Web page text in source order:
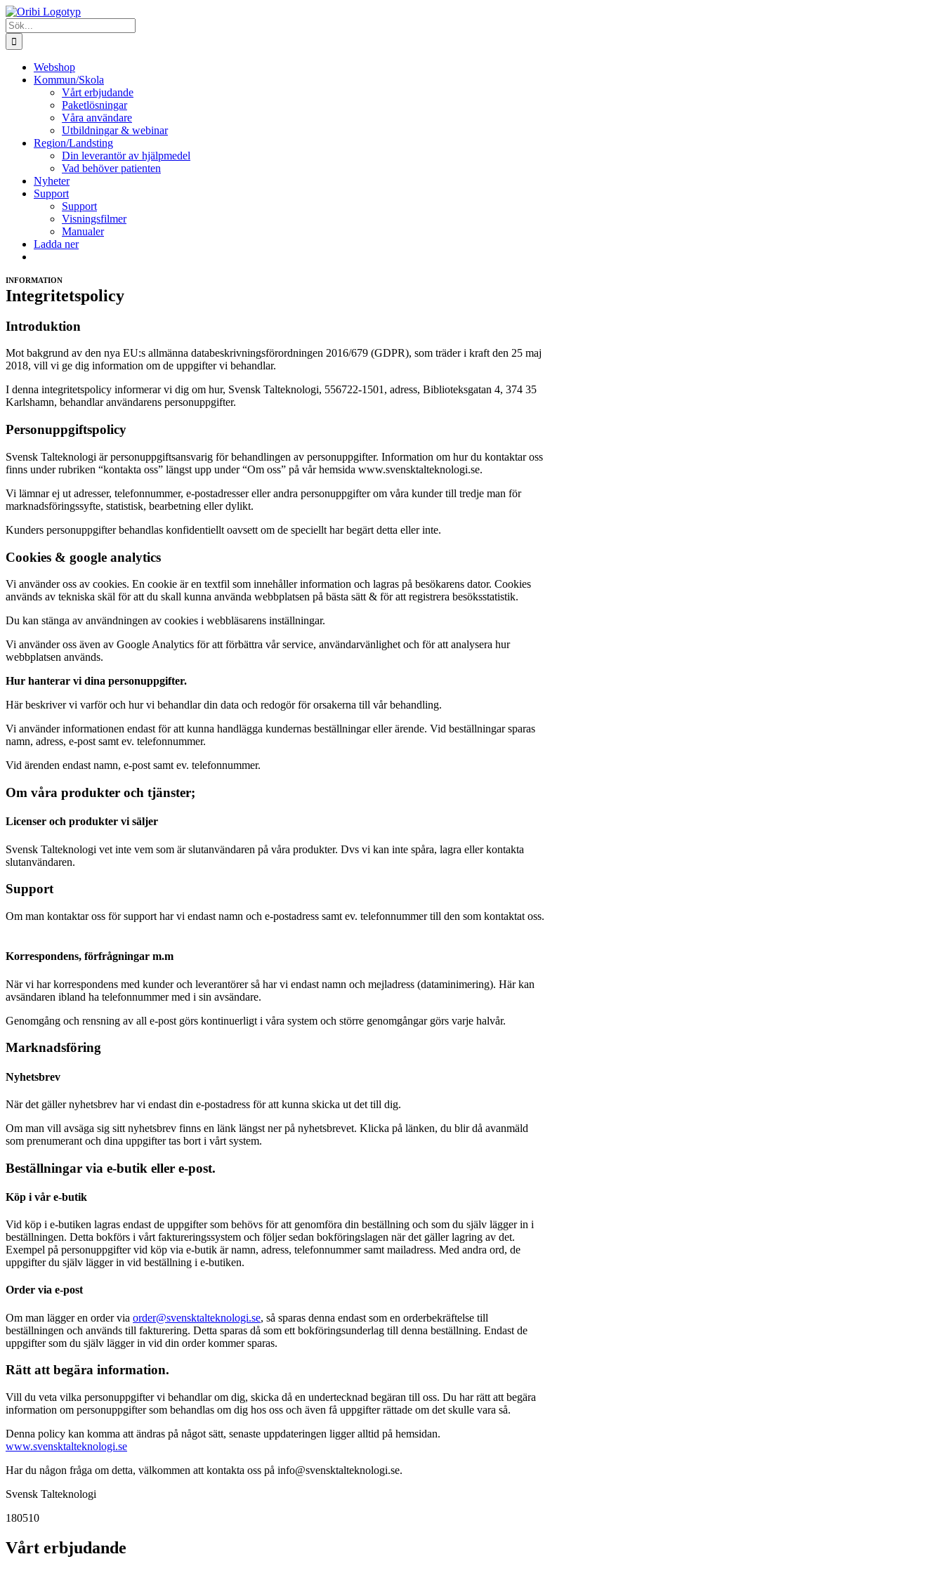
Fortsätt
till
innehållet
Sök
efter:
Webshop
Kommun/Skola
Vårt erbjudande
Paketlösningar
Våra användare
Utbildningar & webinar
Region/Landsting
Din leverantör av hjälpmedel
Vad behöver patienten
Nyheter
Support
Support
Visningsfilmer
Manualer
Ladda ner
INFORMATION
Integritetspolicy
Introduktion
Mot bakgrund av den nya EU:s allmänna databeskrivningsförordningen 2016/679 (GDPR), som träder i kraft den 25 maj
2018, vill vi ge dig information om de uppgifter vi behandlar.
I denna integritetspolicy informerar vi dig om hur, Svensk Talteknologi, 556722-1501, adress, Biblioteksgatan 4, 374 35
Karlshamn, behandlar användarens personuppgifter.
Personuppgiftspolicy
Svensk Talteknologi är personuppgiftsansvarig för behandlingen av personuppgifter. Information om hur du kontaktar oss
finns under rubriken “kontakta oss” längst upp under “Om oss” på vår hemsida www.svensktalteknologi.se.
Vi lämnar ej ut adresser, telefonnummer, e-postadresser eller andra personuppgifter om våra kunder till tredje man för
marknadsföringssyfte, statistisk, bearbetning eller dylikt.
Kunders personuppgifter behandlas konfidentiellt oavsett om de speciellt har begärt detta eller inte.
Cookies & google analytics
Vi använder oss av cookies. En cookie är en textfil som innehåller information och lagras på besökarens dator. Cookies
används av tekniska skäl för att du skall kunna använda webbplatsen på bästa sätt & för att registrera besöksstatistik.
Du kan stänga av användningen av cookies i webbläsarens inställningar.
Vi använder oss även av Google Analytics för att förbättra vår service, användarvänlighet och för att analysera hur
webbplatsen används.
Hur hanterar vi dina personuppgifter.
Här beskriver vi varför och hur vi behandlar din data och redogör för orsakerna till vår behandling.
Vi använder informationen endast för att kunna handlägga kundernas beställningar eller ärende. Vid beställningar sparas
namn, adress, e-post samt ev. telefonnummer.
Vid ärenden endast namn, e-post samt ev. telefonnummer.
Om våra produkter och tjänster;
Licenser och produkter vi säljer
Svensk Talteknologi vet inte vem som är slutanvändaren på våra produkter. Dvs vi kan inte spåra, lagra eller kontakta
slutanvändaren.
Support
Om man kontaktar oss för support har vi endast namn och e-postadress samt ev. telefonnummer till den som kontaktat oss.
Korrespondens, förfrågningar m.m
När vi har korrespondens med kunder och leverantörer så har vi endast namn och mejladress (dataminimering). Här kan
avsändaren ibland ha telefonnummer med i sin avsändare.
Genomgång och rensning av all e-post görs kontinuerligt i våra system och större genomgångar görs varje halvår.
Marknadsföring
Nyhetsbrev
När det gäller nyhetsbrev har vi endast din e-postadress för att kunna skicka ut det till dig.
Om man vill avsäga sig sitt nyhetsbrev finns en länk längst ner på nyhetsbrevet. Klicka på länken, du blir då avanmäld
som prenumerant och dina uppgifter tas bort i vårt system.
Beställningar via e-butik eller e-post.
Köp i vår e-butik
Vid köp i e-butiken lagras endast de uppgifter som behövs för att genomföra din beställning och som du själv lägger in i
beställningen. Detta bokförs i vårt faktureringssystem och följer sedan bokföringslagen när det gäller lagring av det.
Exempel på personuppgifter vid köp via e-butik är namn, adress, telefonnummer samt mailadress. Med andra ord, de
uppgifter du själv lägger in vid beställning i e-butiken.
Order via e-post
Om man lägger en order via order@svensktalteknologi.se, så sparas denna endast som en orderbekräftelse till
beställningen och används till fakturering. Detta sparas då som ett bokföringsunderlag till denna beställning. Endast de
uppgifter som du själv lägger in vid din order kommer sparas.
Rätt att begära information.
Vill du veta vilka personuppgifter vi behandlar om dig, skicka då en undertecknad begäran till oss. Du har rätt att begära
information om personuppgifter som behandlas om dig hos oss och även få uppgifter rättade om det skulle vara så.
Denna policy kan komma att ändras på något sätt, senaste uppdateringen ligger alltid på hemsidan.
www.svensktalteknologi.se
Har du någon fråga om detta, välkommen att kontakta oss på info@svensktalteknologi.se.
Svensk Talteknologi
180510
Vårt erbjudande